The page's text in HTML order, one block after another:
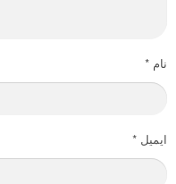
نام *
ایمیل *